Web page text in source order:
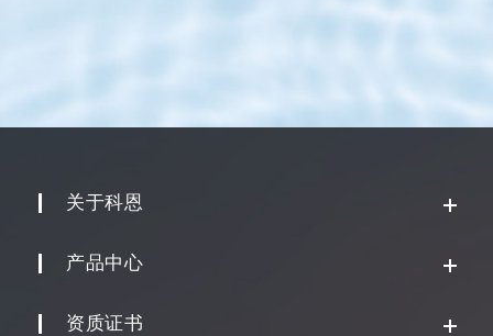
关于科恩
产品中心
资质证书